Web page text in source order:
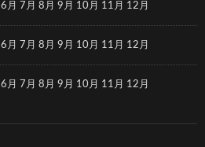
6月 7月 8月 9月 10月 11月 12月
6月 7月 8月 9月 10月 11月 12月
6月 7月 8月 9月 10月 11月 12月